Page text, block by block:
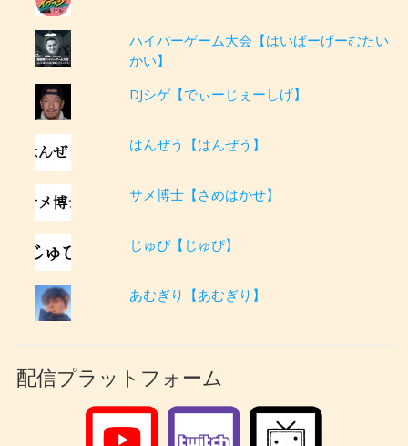
ハイパーゲーム大会【はいぱーげーむたい
かい】
DJシゲ【でぃーじぇーしげ】
はんぜう【はんぜう】
サメ博士【さめはかせ】
じゅぴ【じゅぴ】
あむぎり【あむぎり】
配信プラットフォーム